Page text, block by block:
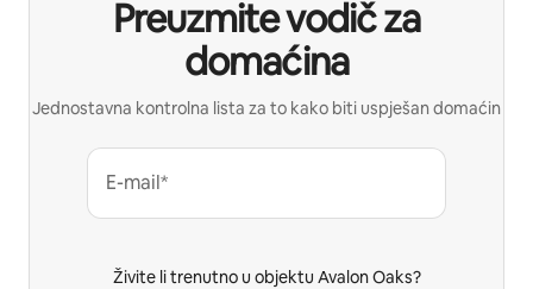
Preuzmite vodič za
domaćina
Jednostavna kontrolna lista za to kako biti uspješan domaćin
E-mail*
Živite li trenutno u objektu Avalon Oaks?